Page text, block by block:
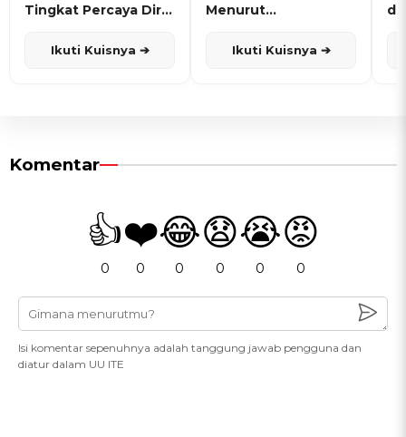
Tingkat Percaya Diri
Ikuti Kuisnya ➔
Menurut
Ikuti Kuisnya ➔
Komentar
👍
0
❤️
0
😂
0
😧
0
😭
0
😡
0
Isi komentar sepenuhnya adalah tanggung jawab pengguna dan
diatur dalam UU ITE